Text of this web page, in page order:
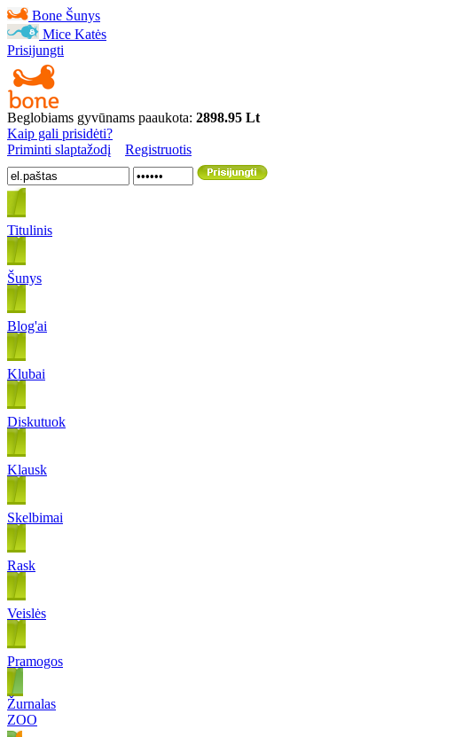
Bone Šunys
Mice Katės
Prisijungti
Beglobiams gyvūnams paaukota: 2898.95 Lt
Kaip gali prisidėti?
Priminti slaptažodį
Registruotis
Titulinis
Šunys
Blog'ai
Klubai
Diskutuok
Klausk
Skelbimai
Rask
Veislės
Pramogos
Žurnalas
ZOO